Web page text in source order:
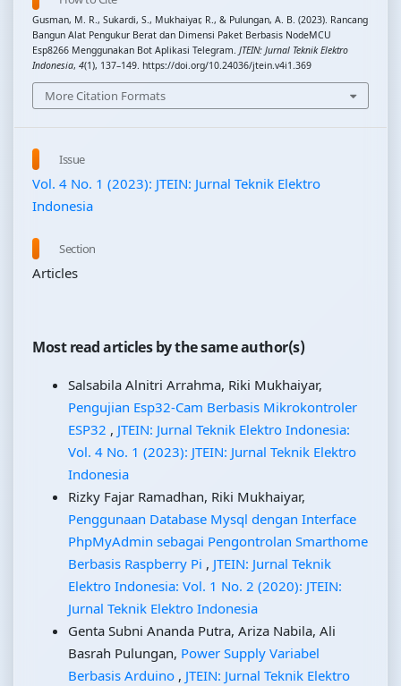
Gusman, M. R., Sukardi, S., Mukhaiyar, R., & Pulungan, A. B. (2023). Rancang
Bangun Alat Pengukur Berat dan Dimensi Paket Berbasis NodeMCU
Esp8266 Menggunakan Bot Aplikasi Telegram. JTEIN: Jurnal Teknik Elektro
Indonesia, 4(1), 137–149. https://doi.org/10.24036/jtein.v4i1.369
More Citation Formats
Issue
Vol. 4 No. 1 (2023): JTEIN: Jurnal Teknik Elektro
Indonesia
Section
Articles
Most read articles by the same author(s)
Salsabila Alnitri Arrahma, Riki Mukhaiyar,
Pengujian Esp32-Cam Berbasis Mikrokontroler
ESP32 , JTEIN: Jurnal Teknik Elektro Indonesia:
Vol. 4 No. 1 (2023): JTEIN: Jurnal Teknik Elektro
Indonesia
Rizky Fajar Ramadhan, Riki Mukhaiyar,
Penggunaan Database Mysql dengan Interface
PhpMyAdmin sebagai Pengontrolan Smarthome
Berbasis Raspberry Pi , JTEIN: Jurnal Teknik
Elektro Indonesia: Vol. 1 No. 2 (2020): JTEIN:
Jurnal Teknik Elektro Indonesia
Genta Subni Ananda Putra, Ariza Nabila, Ali
Basrah Pulungan, Power Supply Variabel
Berbasis Arduino , JTEIN: Jurnal Teknik Elektro